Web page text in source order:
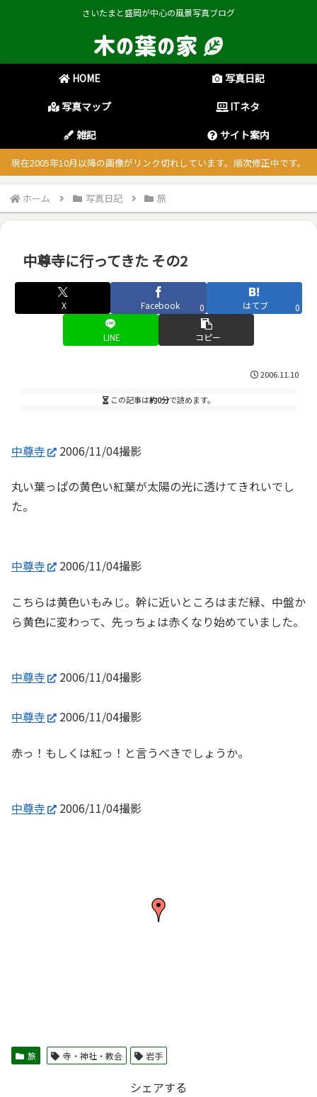
さいたまと盛岡が中心の風景写真ブログ
HOME
写真日記
写真マップ
ITネタ
雑記
サイト案内
現在2005年10月以降の画像がリンク切れしています。順次修正中です。
ホーム 写真日記 旅
中尊寺に行ってきた その2
X Facebook 0 はてブ 0
LINE コピー
2006.11.10
この記事は約0分で読めます。
中尊寺 2006/11/04撮影
丸い葉っぱの黄色い紅葉が太陽の光に透けてきれいでし
た。
中尊寺 2006/11/04撮影
こちらは黄色いもみじ。幹に近いところはまだ緑、中盤か
ら黄色に変わって、先っちょは赤くなり始めていました。
中尊寺 2006/11/04撮影
中尊寺 2006/11/04撮影
赤っ！もしくは紅っ！と言うべきでしょうか。
中尊寺 2006/11/04撮影
旅 寺・神社・教会 岩手
シェアする